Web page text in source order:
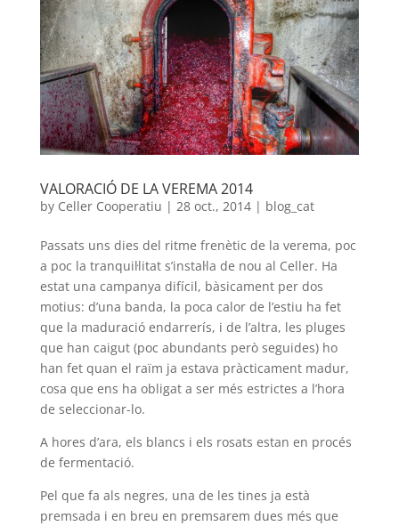
VALORACIÓ DE LA VEREMA 2014
by Celler Cooperatiu | 28 oct., 2014| blog_cat
Passats uns dies del ritme frenètic de la verema, poc
a poc la tranquil·litat s’instal·la de nou al Celler. Ha
estat una campanya difícil, bàsicament per dos
motius: d’una banda, la poca calor de l’estiu ha fet
que la maduració endarrerís, i de l’altra, les pluges
que han caigut (poc abundants però seguides) ho
han fet quan el raïm ja estava pràcticament madur,
cosa que ens ha obligat a ser més estrictes a l’hora
de seleccionar-lo.
A hores d’ara, els blancs i els rosats estan en procés
de fermentació.
Pel que fa als negres, una de les tines ja està
premsada i en breu en premsarem dues més que